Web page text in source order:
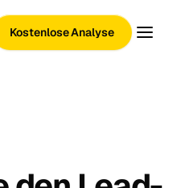
Kostenlose Analyse